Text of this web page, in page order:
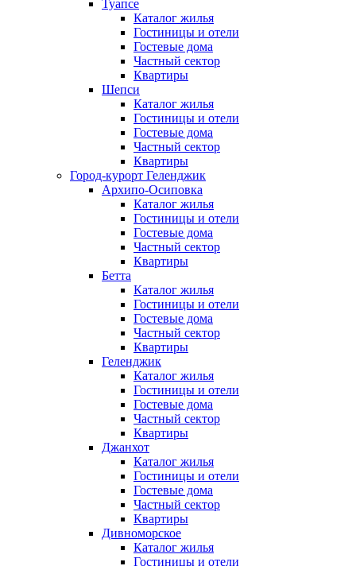
Туапсе
Каталог жилья
Гостиницы и отели
Гостевые дома
Частный сектор
Квартиры
Шепси
Каталог жилья
Гостиницы и отели
Гостевые дома
Частный сектор
Квартиры
Город-курорт Геленджик
Архипо-Осиповка
Каталог жилья
Гостиницы и отели
Гостевые дома
Частный сектор
Квартиры
Бетта
Каталог жилья
Гостиницы и отели
Гостевые дома
Частный сектор
Квартиры
Геленджик
Каталог жилья
Гостиницы и отели
Гостевые дома
Частный сектор
Квартиры
Джанхот
Каталог жилья
Гостиницы и отели
Гостевые дома
Частный сектор
Квартиры
Дивноморское
Каталог жилья
Гостиницы и отели